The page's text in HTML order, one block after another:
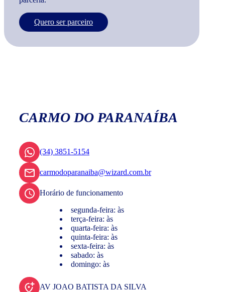
Quero ser parceiro
CARMO DO PARANAÍBA
(34) 3851-5154
carmodoparanaiba@wizard.com.br
Horário de funcionamento
segunda-feira: às
terça-feira: às
quarta-feira: às
quinta-feira: às
sexta-feira: às
sabado: às
domingo: às
AV JOAO BATISTA DA SILVA